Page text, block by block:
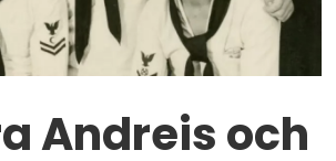
Andreis och